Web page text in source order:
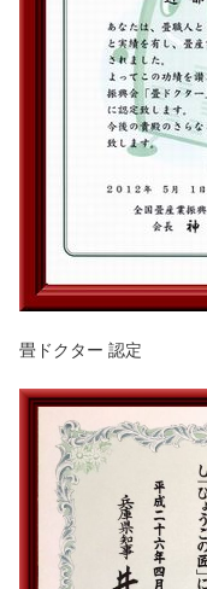
畳ドクター 認定